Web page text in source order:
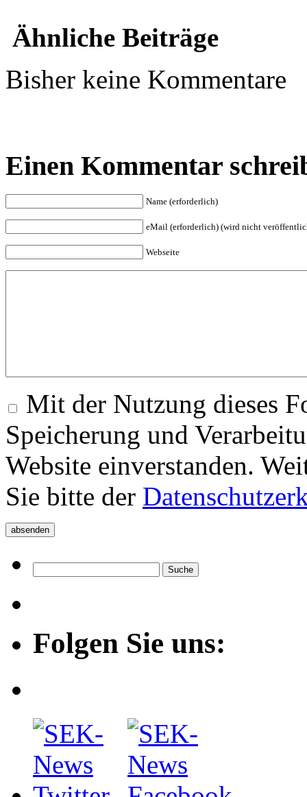
Ähnliche Beiträge
Bisher keine Kommentare
Einen Kommentar
Name (erforderlich)
eMail (erforderlich) (wird nicht
Webseite
Mit der Nutzung dieses
Speicherung und
Website einverstanden.
Sie bitte der
Folgen Sie uns: